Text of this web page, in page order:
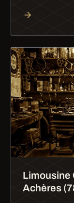
Limousine
Achères